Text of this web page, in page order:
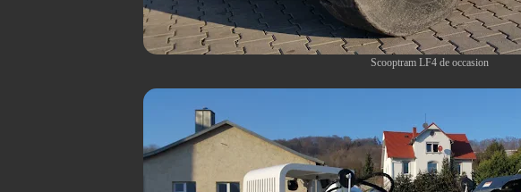
Scooptram LF4 de occasion